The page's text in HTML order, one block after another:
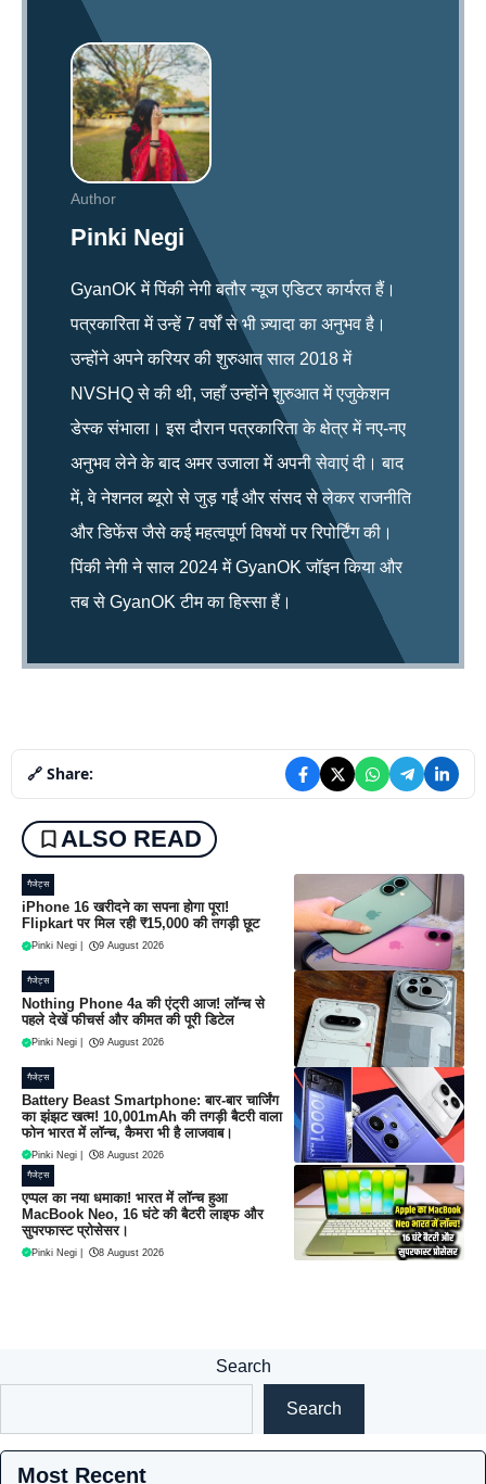
Author
Pinki Negi
GyanOK में पिंकी नेगी बतौर न्यूज एडिटर कार्यरत हैं।
पत्रकारिता में उन्हें 7 वर्षों से भी ज़्यादा का अनुभव है।
उन्होंने अपने करियर की शुरुआत साल 2018 में
NVSHQ से की थी, जहाँ उन्होंने शुरुआत में एजुकेशन
डेस्क संभाला। इस दौरान पत्रकारिता के क्षेत्र में नए-नए
अनुभव लेने के बाद अमर उजाला में अपनी सेवाएं दी। बाद
में, वे नेशनल ब्यूरो से जुड़ गईं और संसद से लेकर राजनीति
और डिफेंस जैसे कई महत्वपूर्ण विषयों पर रिपोर्टिंग की।
पिंकी नेगी ने साल 2024 में GyanOK जॉइन किया और
तब से GyanOK टीम का हिस्सा हैं।
🔗 Share:
ALSO READ
गैजेट्स
iPhone 16 खरीदने का सपना होगा पूरा!
Flipkart पर मिल रही ₹15,000 की तगड़ी छूट
Pinki Negi 9 August 2026
गैजेट्स
Nothing Phone 4a की एंट्री आज! लॉन्च से
पहले देखें फीचर्स और कीमत की पूरी डिटेल
Pinki Negi 9 August 2026
गैजेट्स
Battery Beast Smartphone: बार-बार चार्जिंग
का झंझट खत्म! 10,001mAh की तगड़ी बैटरी वाला
फोन भारत में लॉन्च, कैमरा भी है लाजवाब।
Pinki Negi 8 August 2026
गैजेट्स
एप्पल का नया धमाका! भारत में लॉन्च हुआ
MacBook Neo, 16 घंटे की बैटरी लाइफ और
सुपरफास्ट प्रोसेसर।
Pinki Negi 8 August 2026
Search
Search
Most Recent